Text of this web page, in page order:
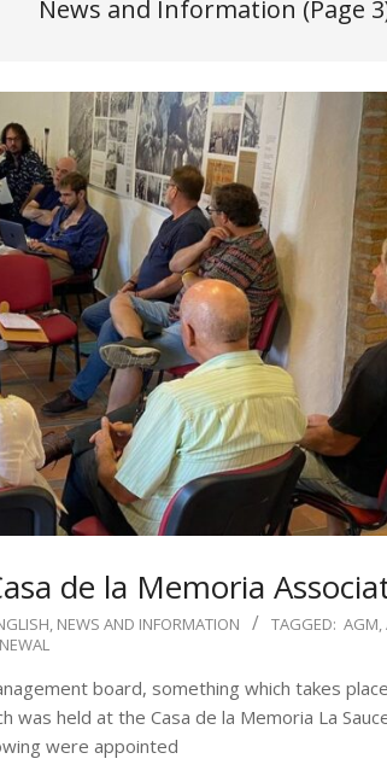
News and Information (Page
de la Memoria
, NEWS AND INFORMATION TAGGED: AGM,
board, something which takes
held at the Casa de la Memoria La
were appointed